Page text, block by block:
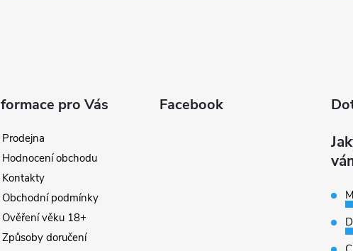
pro Vás
Prodejna
Hodnocení obchodu
Kontakty
Obchodní podmínky
Ověření věku 18+
Způsoby doručení
Facebook